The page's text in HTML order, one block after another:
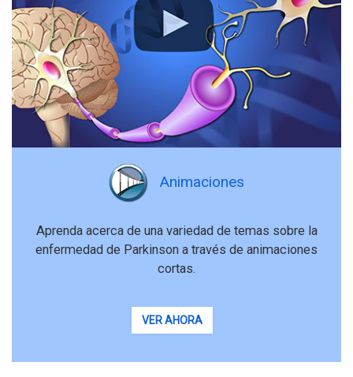
Animaciones
Aprenda acerca de una variedad de temas sobre la
enfermedad de Parkinson a través de animaciones
cortas.
VER AHORA